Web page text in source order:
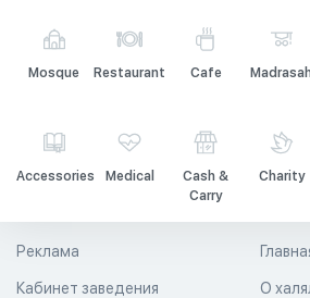
Mosque Restaurant Cafe
Accessories Medical
Cash &
Carry
Charity
О
Реклама
Кабинет заведения